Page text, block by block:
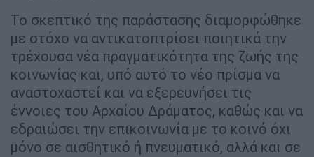
Το σκεπτικό της παράστασης διαμορφώθηκε
με στόχο να αντικατοπτρίσει ποιητικά την
τρέχουσα νέα πραγματικότητα της ζωής της
κοινωνίας και, υπό αυτό το νέο πρίσμα να
αναστοχαστεί και να εξερευνήσει τις
έννοιες του Αρχαίου Δράματος, καθώς και να
εδραιώσει την επικοινωνία με το κοινό όχι
μόνο σε αισθητικό ή πνευματικό, αλλά και σε